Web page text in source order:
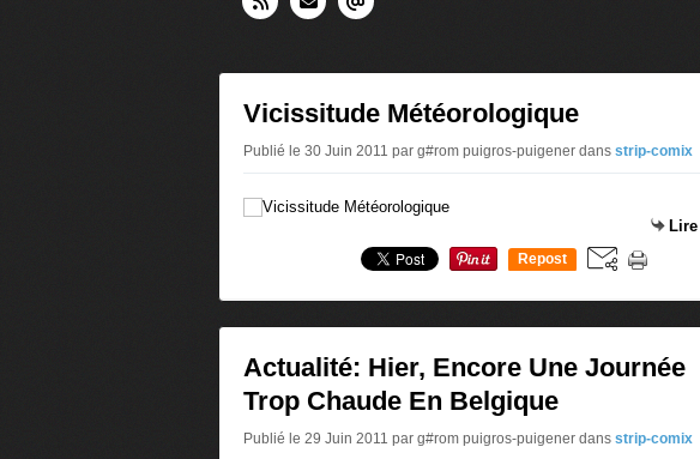
Vicissitude Météorologique
Publié le 30 Juin 2011 par g#rom puigros-puigener dans strip-comix
Repost
Actualité: Hier, Encore Une Journée
Trop Chaude En Belgique
Publié le 29 Juin 2011 par g#rom puigros-puigener dans strip-comix